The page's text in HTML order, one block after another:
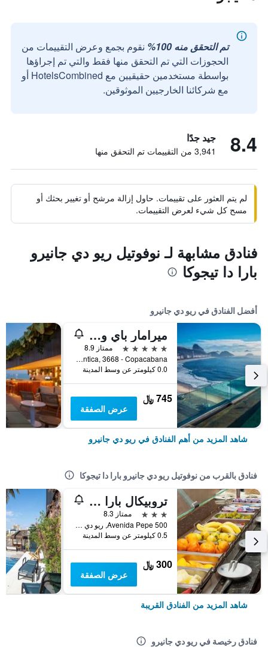
تم التحقق منه 100%
نقوم بجمع وعرض التقييمات من
الحجوزات التي تم التحقق منها فقط والتي تم إجراؤها
بواسطة مستخدمين حقيقيين مع HotelsCombined أو
مع شركائنا الخارجيين الموثوقين.
8.4 جيد جدًا
3,941 من التقييمات تم التحقق منها
لم يتم العثور على تقييمات. حاول إزالة مرشح أو تغيير بحثك أو
مسح كل شيء لعرض التقييمات.
فنادق مشابهة لـ نوفوتيل ريو دي جانيرو
بارا دا تيجوكا
أفضل الفنادق في ريو دي جانيرو
ميرامار باي ويندسور كوباكابانا
5 نجوم
ممتاز 8.9
Avenida Atlantica, 3668 - Copacabana, ريو دي جانيرو, البرازيل
0.0 كيلومتر عن وسط المدينة
745 ﷼
عرض الصفقة
شاهد المزيد من أهم الفنادق في ريو دي جانيرو
فنادق بالقرب من نوفوتيل ريو دي جانيرو بارا دا تيجوكا
تروبيكال بارا هوتل
3 نجوم
ممتاز 8.3
Avenida Pepe 500, ريو دي جانيرو, البرازيل
0.5 كيلومتر عن وسط المدينة
300 ﷼
عرض الصفقة
شاهد المزيد من الفنادق القريبة
فنادق رخيصة في ريو دي جانيرو